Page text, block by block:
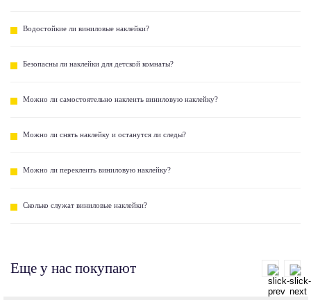
Водостойкие ли виниловые наклейки?
Безопасны ли наклейки для детской комнаты?
Можно ли самостоятельно наклеить виниловую наклейку?
Можно ли снять наклейку и останутся ли следы?
Можно ли переклеить виниловую наклейку?
Сколько служат виниловые наклейки?
Еще у нас покупают